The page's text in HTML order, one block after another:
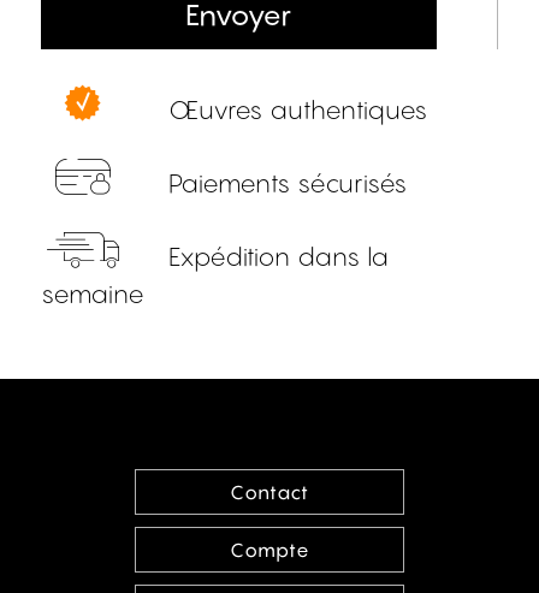
Envoyer
Œuvres authentiques
Paiements sécurisés
Expédition dans la
semaine
Contact
Compte